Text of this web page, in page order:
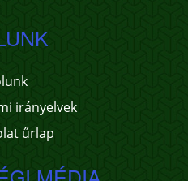
irányelvek
űrlap